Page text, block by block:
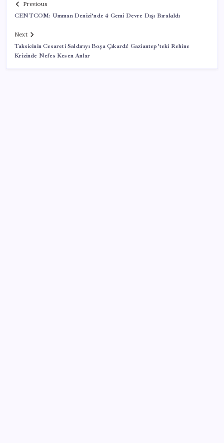
Previous
CENTCOM: Umman Denizi’nde 4 Gemi Devre Dışı Bırakıldı
Next
Taksicinin Cesareti Saldırıyı Boşa Çıkardı! Gaziantep’teki Rehine
Krizinde Nefes Kesen Anlar